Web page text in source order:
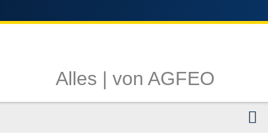
Alles | von AGFEO